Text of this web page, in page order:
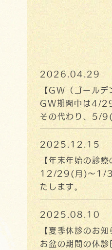
2026.04.29
【GW（ゴール
GW期間中は4/
その代わり、5/
ます。何卒よろ
2025.12.15
【年末年始の診
12/29(月)～1/3(
たします。
2025.08.10
【夏季休診のお
お盆の期間の休